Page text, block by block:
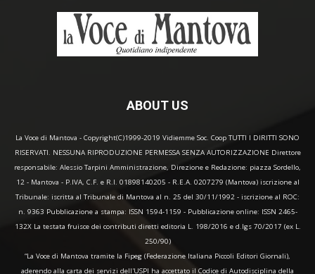
ABOUT US
La Voce di Mantova - Copyright(C)1999-2019 Vidiemme Soc. Coop TUTTI I DIRITTI SONO
RISERVATI. NESSUNA RIPRODUZIONE PERMESSA SENZA AUTORIZZAZIONE Direttore
responsabile: Alessio Tarpini Amministrazione, Direzione e Redazione: piazza Sordello,
12 - Mantova - P.IVA, C.F. e R.I. 01898140205 - R.E.A. 0207279 (Mantova) iscrizione al
Tribunale: iscritta al Tribunale di Mantova al n. 25 del 30/11/1992 - iscrizione al ROC:
n. 9363 Pubblicazione a stampa: ISSN 1594-1159 - Pubblicazione online: ISSN 2465-
132X La testata fruisce dei contributi diretti editoria L. 198/2016 e d.lgs 70/2017 (ex L.
250/90)
“La Voce di Mantova tramite la Fipeg (Federazione Italiana Piccoli Editori Giornali),
aderendo alla carta dei servizi dell'USPI ha accettato il Codice di Autodisciplina della